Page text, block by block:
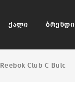
ქალი ბრენდი
Reebok Club C Bulc